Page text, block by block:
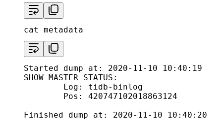
cat metadata
Started dump at: 2020-11-10 10:40:19
SHOW MASTER STATUS:
        Log: tidb-binlog
        Pos: 420747102018863124
Finished dump at: 2020-11-10 10:40:20